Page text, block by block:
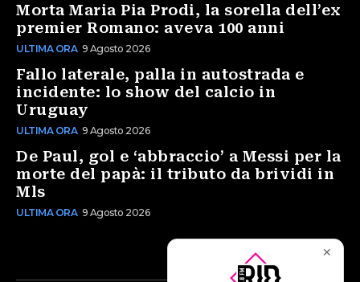
Morta Maria Pia Prodi, la sorella dell’ex
premier Romano: aveva 100 anni
ULTIMA ORA 9 Agosto 2026
Fallo laterale, palla in autostrada e
incidente: lo show del calcio in
Uruguay
ULTIMA ORA 9 Agosto 2026
De Paul, gol e ‘abbraccio’ a Messi per la
morte del papà: il tributo da brividi in
Mls
ULTIMA ORA 9 Agosto 2026
✕